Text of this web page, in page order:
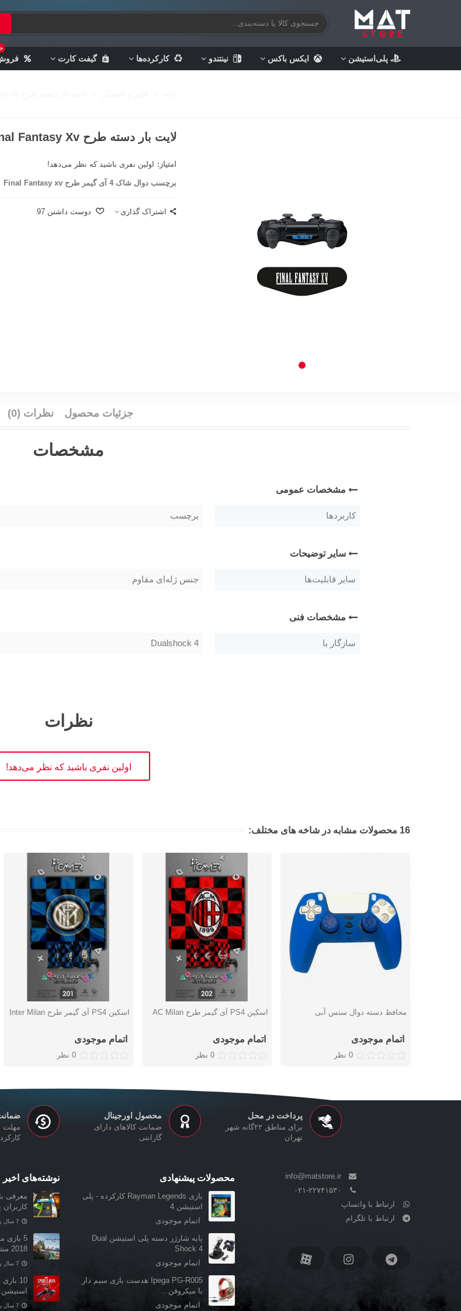
پلی‌استیشن ایکس باکس نینتندو کارکرده‌ها گیفت کارت
لایت بار دسته طرح Final Fantasy Xv
امتیاز: اولین نفری باشید که نظر می‌دهد!
برچسب دوال شاک 4 آی‌ گیمر طرح Final Fantasy xv
اشتراک گذاری دوست داشتن 97
جزئیات محصول نظرات (0)
مشخصات
مشخصات عمومی
کاربردها برچسب
سایر توضیحات
سایر قابلیت‌ها جنس ژله‌ای مقاوم
مشخصات فنی
سازگار با Dualshock 4
نظرات
اولین نفری باشید که نظر می‌دهد!
16 محصولات مشابه در شاخه های مختلف:
دوست داشتن
محافظ دسته دوال سنس آبی
اتمام موجودی
0 نظر
دوست داشتن اسکین PS4 آی گیمر طرح AC Milan
اتمام موجودی
0 نظر
دوست داشتن اسکین PS4 آی گیمر طرح Inter Milan
اتمام موجودی
0 نظر
پرداخت در محل
برای مناطق ۲۲گانه شهر
تهران
محصول اورجینال
ضمانت کالاهای دارای
گارانتی
مهلت
info@matstore.ir
۰۲۱-۲۲۷۴۱۵۳۰
ارتباط با واتساپ
ارتباط با تلگرام
محصولات پیشنهادی
بازی Rayman Legends کارکرده - پلی
استیشن 4
اتمام موجودی
پایه شارژر دسته پلی استیشن Dual
Shock 4
اتمام موجودی
Ipega PG-R005 هدست بازی سیم دار
با میکروفن...
اتمام موجودی
نوشته‌های اخیر
معرفی
7 سال پیش
5 بازی
2018 منتشر...
7 سال پیش
10
استیشن 4
7 سال پیش